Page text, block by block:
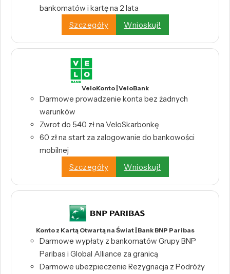
bankomatów i kartę na 2 lata
Szczegóły
Wnioskuj!
VeloKonto | VeloBank
Darmowe prowadzenie konta bez żadnych
warunków
Zwrot do 540 zł na VeloSkarbonkę
60 zł na start za zalogowanie do bankowości
mobilnej
Szczegóły
Wnioskuj!
Konto z Kartą Otwartą na Świat | Bank BNP Paribas
Darmowe wypłaty z bankomatów Grupy BNP
Paribas i Global Alliance za granicą
Darmowe ubezpieczenie Rezygnacja z Podróży